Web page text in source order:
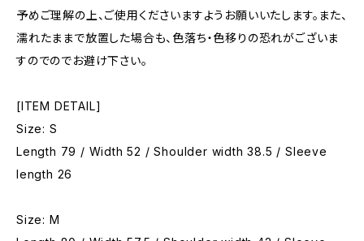
予めご理解の上、ご使用くださいますようお願いいたします。また、
濡れたままで放置した場合も、色落ち・色移りの恐れがございま
すのでのでお避け下さい。
[ITEM DETAIL]
Size: S
Length 79 / Width 52 / Shoulder width 38.5 / Sleeve
length 26
Size: M